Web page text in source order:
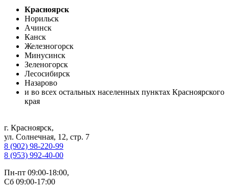
Красноярск
Норильск
Ачинск
Канск
Железногорск
Минусинск
Зеленогорск
Лесосибирск
Назарово
и во всех остальных населенных пунктах Красноярского
края
г. Красноярск,
ул. Солнечная, 12, стр. 7
8 (902) 98-220-99
8 (953) 992-40-00
Пн-пт 09:00-18:00,
Сб 09:00-17:00